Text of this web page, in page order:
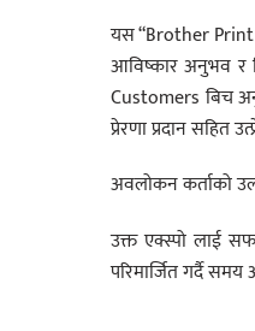
यस “Brother Print
आविष्कार अनुभव र
Customers बिच
प्रेरणा प्रदान सहित
अवलोकन कर्ताको
उक्त एक्स्पो लाई
परिमार्जित गर्दै